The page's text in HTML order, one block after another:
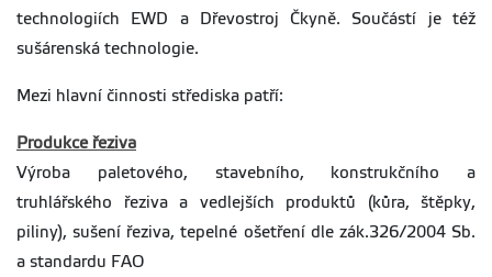
technologiích EWD a Dřevostroj Čkyně. Součástí je též
sušárenská technologie.
Mezi hlavní činnosti střediska patří:
Produkce řeziva
Výroba paletového, stavebního, konstrukčního a
truhlářského řeziva a vedlejších produktů (kůra, štěpky,
piliny), sušení řeziva, tepelné ošetření dle zák.326/2004 Sb.
a standardu FAO